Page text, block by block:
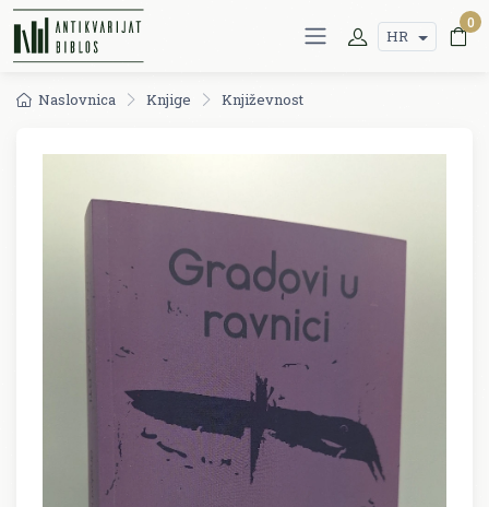
HR
0
Naslovnica Knjige Književnost